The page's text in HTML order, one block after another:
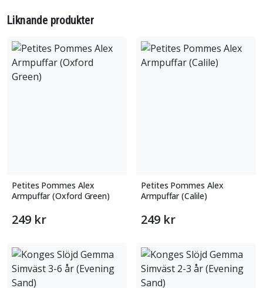
Liknande produkter
Petites Pommes Alex
Armpuffar (Oxford Green)
249 kr
Petites Pommes Alex
Armpuffar (Calile)
249 kr